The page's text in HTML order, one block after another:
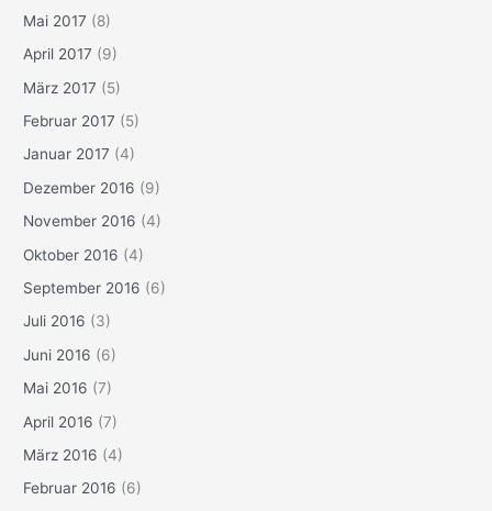
Mai 2017 (8)
April 2017 (9)
März 2017 (5)
Februar 2017 (5)
Januar 2017 (4)
Dezember 2016 (9)
November 2016 (4)
Oktober 2016 (4)
September 2016 (6)
Juli 2016 (3)
Juni 2016 (6)
Mai 2016 (7)
April 2016 (7)
März 2016 (4)
Februar 2016 (6)